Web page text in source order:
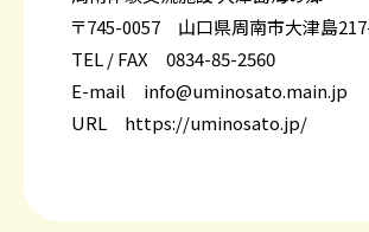
〒745-0057 山口県周南市大津島
TEL / FAX 0834-85-2560
E-mail info@uminosato.main.jp
URL https://uminosato.jp/